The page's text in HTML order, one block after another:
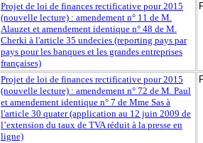
Projet de loi de finances rectificative pour 2015
(nouvelle lecture) : amendement n° 11 de M.
Alauzet et amendement identique n° 48 de M.
Cherki à l'article 35 undecies (reporting pays par
pays pour les banques et les grandes entreprises
françaises)
Projet de loi de finances rectificative pour 2015
(nouvelle lecture) : amendement n° 72 de M. Paul
et amendement identique n° 7 de Mme Sas à
l'article 30 quater (application au 12 juin 2009 de
l’extension du taux de TVA réduit à la presse en
ligne)